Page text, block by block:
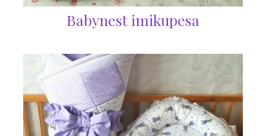
Babynest imikupesa